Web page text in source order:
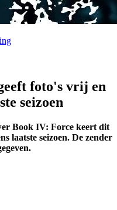
foto's vrij en
seizoen
Book IV: Force keert dit
laatste seizoen. De zender